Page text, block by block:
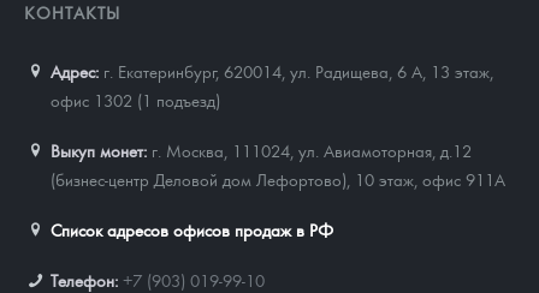
КОНТАКТЫ
Адрес: г. Екатеринбург, 620014 ул. Радищева, 6 А, 13 этаж,
офис 1302 (1 подъезд)
Выкуп монет: г. Москва, 111024, ул. Авиамоторная, д.12
(бизнес-центр Деловой дом Лефортово), 10 этаж, офис 911А
Список адресов офисов продаж в РФ
Телефон: +7 (903) 019-99-10